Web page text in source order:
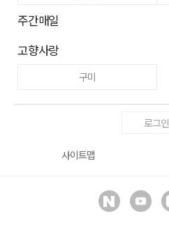
주간매일
고향사랑
구미
로그인
사이트맵